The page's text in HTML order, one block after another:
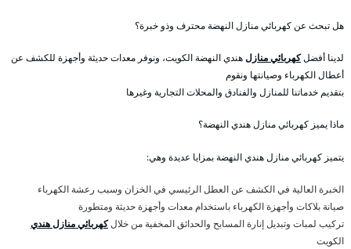
هل تبحث عن كهربائي منازل النهضة محترف وذو خبرة؟
لدينا أفضلكهربائي منازلهندي النهضة الكويت، ونوفر معدات حديثة وأجهزة للكشف عن
أعطال الكهرباء وصيانتها ونقوم
بتقديم خدماتنا للمنازل والفنادق والمحلات التجارية وغيرها
ماذا يميز كهربائي منازل هندي النهضة؟
يتميز كهربائي منازل هندي النهضة بمزايا عديدة وهي:
الخبرة العالية في الكشف عن العطل الرئيسي في الخزان وسبب رعشة الكهرباء
صيانة بلاكات وأجهزة الكهرباء باستخدام معدات وأجهزة حديثة ومتطورة
تركيب لمبات وتبديل إنارة المسابح والحدائق المخفية من خلالكهربائي منازل هندي
الكويت